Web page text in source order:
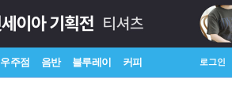
우주점 음반 블루레이 커피 로그인